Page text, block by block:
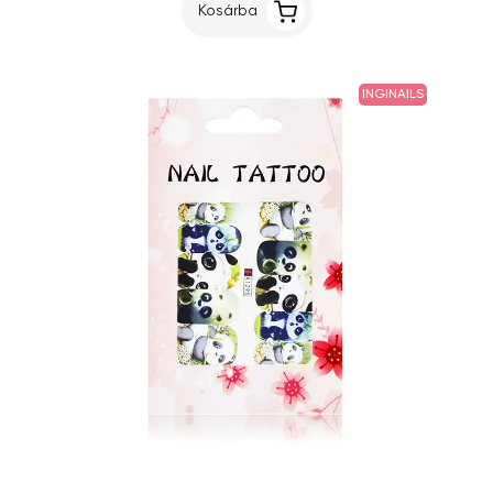
Kosárba
INGINAILS